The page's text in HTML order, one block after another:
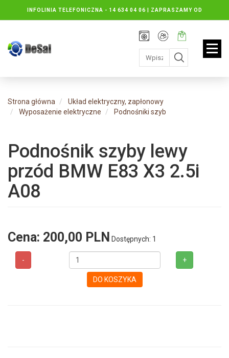
INFOLINIA TELEFONICZNA - 14 634 04 06 | ZAPRASZAMY OD
PONIEDZIAŁKU DO PIĄTKU : 8.30 DO 16.30, SOBOTY: 8.30 DO 13.00
Rejestracja
Moje
konto
Twój
koszyk:
jest
pusty
Strona główna
Układ elektryczny, zapłonowy
Wyposażenie elektryczne
Podnośniki szyb
Podnośnik szyby lewy
przód BMW E83 X3 2.5i
A08
Cena: 200,00 PLN Dostępnych: 1
- +
DO KOSZYKA